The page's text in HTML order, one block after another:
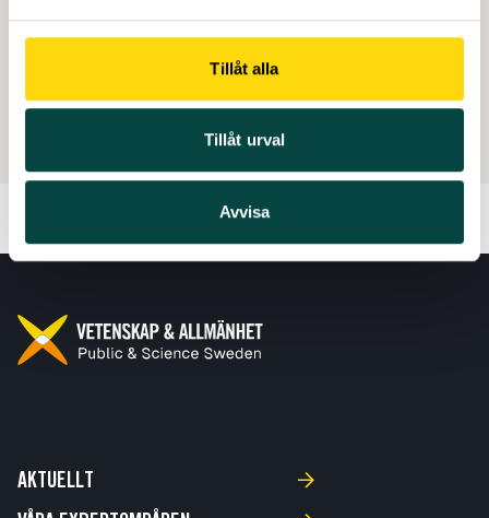
Tillåt alla
Tillåt urval
Avvisa
Senast ändrad: 28 juni 2026
AKTUELLT